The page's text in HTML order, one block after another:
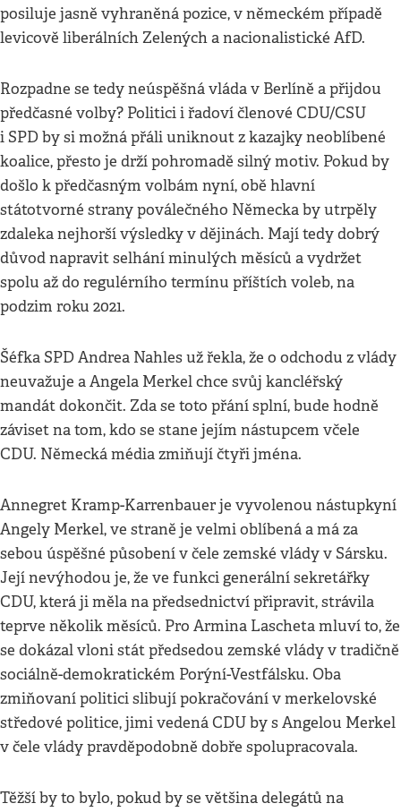
posiluje jasně vyhraněná pozice, v německém případě
levicově liberálních Zelených a nacionalistické AfD.
Rozpadne se tedy neúspěšná vláda v Berlíně a přijdou
předčasné volby? Politici i řadoví členové CDU/CSU
i SPD by si možná přáli uniknout z kazajky neoblíbené
koalice, přesto je drží pohromadě silný motiv. Pokud by
došlo k předčasným volbám nyní, obě hlavní
státotvorné strany poválečného Německa by utrpěly
zdaleka nejhorší výsledky v dějinách. Mají tedy dobrý
důvod napravit selhání minulých měsíců a vydržet
spolu až do regulérního termínu příštích voleb, na
podzim roku 2021.
Šéfka SPD Andrea Nahles už řekla, že o odchodu z vlády
neuvažuje a Angela Merkel chce svůj kancléřský
mandát dokončit. Zda se toto přání splní, bude hodně
záviset na tom, kdo se stane jejím nástupcem včele
CDU. Německá média zmiňují čtyři jména.
Annegret Kramp-Karrenbauer je vyvolenou nástupkyní
Angely Merkel, ve straně je velmi oblíbená a má za
sebou úspěšné působení v čele zemské vlády v Sársku.
Její nevýhodou je, že ve funkci generální sekretářky
CDU, která ji měla na předsednictví připravit, strávila
teprve několik měsíců. Pro Armina Lascheta mluví to, že
se dokázal vloni stát předsedou zemské vlády v tradičně
sociálně-demokratickém Porýní-Vestfálsku. Oba
zmiňovaní politici slibují pokračování v merkelovské
středové politice, jimi vedená CDU by s Angelou Merkel
v čele vlády pravděpodobně dobře spolupracovala.
Těžší by to bylo, pokud by se většina delegátů na